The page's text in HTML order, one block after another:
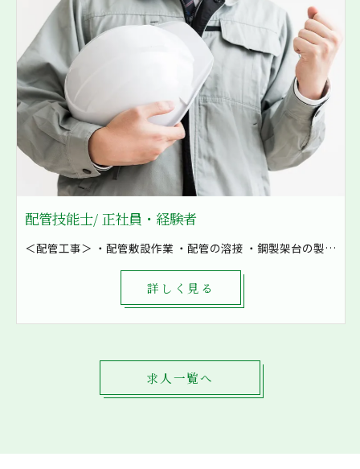
配管技能士/ 正社員・経験者
＜配管工事＞ ・配管敷設作業 ・配管の溶接 ・鋼製架台の製作など ・空気の配管 ・油配管 ・水配管 ・燃料配管などを加工 8割現場での作業となり、発電所や工場といった大きな現場も施工しています！ まずは先輩補助として軽作業から一緒に作業をしていきます。 1現場4～8名で対応し、困ったときもすぐに相談出来る環境です。
詳しく見る
求人一覧へ